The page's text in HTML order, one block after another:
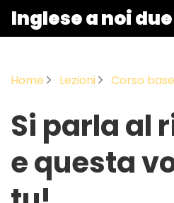
Inglese a noi due
Home Lezioni Corso
Si parla al
e questa